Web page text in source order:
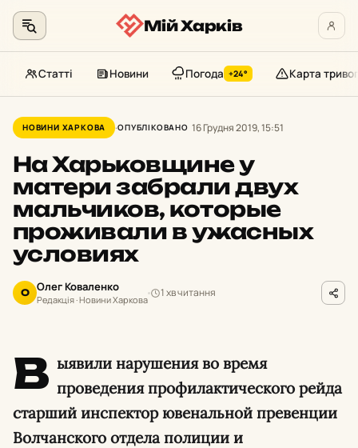
до
контенту
Мій Харків
Статті Новини Погода +24° Карта тривог
НОВИНИ ХАРКОВА ОПУБЛІКОВАНО 16 Грудня 2019, 15:51
На Харьковщине у
матери забрали двух
мальчиков, которые
проживали в ужасных
условиях
О Олег Коваленко
Редакція · Новини Харкова
1 хв читання
В ыявили нарушения во время
проведения профилактического рейда
старший инспектор ювенальной превенции
Волчанского отдела полиции и